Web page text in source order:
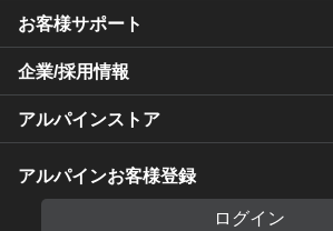
お客様サポート
企業/採用情報
アルパインストア
アルパインお客様登録
ログイン